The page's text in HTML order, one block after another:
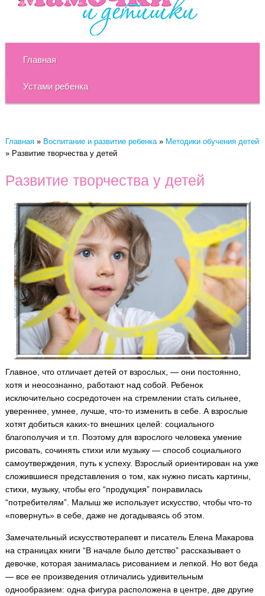
Главная
Устами ребенка
Главная» Воспитание и развитие ребенка» Методики обучения детей
» Развитие творчества у детей
Развитие творчества у детей
Главное, что отличает детей от взрослых, — они постоянно,
хотя и неосознанно, работают над собой. Ребенок
исключительно сосредоточен на стремлении стать сильнее,
увереннее, умнее, лучше, что-то изменить в себе. А взрослые
хотят добиться каких-то внешних целей: социального
благополучия и т.п. Поэтому для взрослого человека умение
рисовать, сочинять стихи или музыку — способ социального
самоутверждения, путь к успеху. Взрослый ориентирован на уже
сложившиеся представления о том, как нужно писать картины,
стихи, музыку, чтобы его “продукция” понравилась
“потребителям”. Малыш же использует искусство, чтобы что-то
«повернуть» в себе, даже не догадываясь об этом.
Замечательный искусствотерапевт и писатель Елена Макарова
на страницах книги “В начале было детство” рассказывает о
девочке, которая занималась рисованием и лепкой. Но вот беда
— все ее произведения отличались удивительным
однообразием: одна фигура расположена в центре, две другие